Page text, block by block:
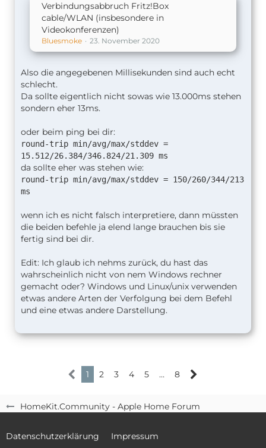
HomeKit.Community - Apple Home Forum
Verbindungsabbruch Fritz!Box
cable/WLAN (insbesondere in
Videokonferenzen)
Bluesmoke 23. November 2020
Also die angegebenen Millisekunden sind auch echt
schlecht.
Da sollte eigentlich nicht sowas wie 13.000ms stehen
sondern eher 13ms.
oder beim ping bei dir:
round-trip min/avg/max/stddev =
15.512/26.384/346.824/21.309 ms
da sollte eher was stehen wie:
round-trip min/avg/max/stddev = 150/260/344/213
ms
wenn ich es nicht falsch interpretiere, dann müssten
die beiden befehle ja elend lange brauchen bis sie
fertig sind bei dir.
Edit: Ich glaub ich nehms zurück, du hast das
wahrscheinlich nicht von nem Windows rechner
gemacht oder? Windows und Linux/unix verwenden
etwas andere Arten der Verfolgung bei dem Befehl
und eine etwas andere Darstellung.
1 2 3 4 5 … 8
Datenschutzerklärung Impressum